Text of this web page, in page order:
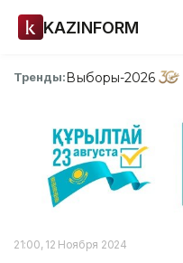
KAZINFORM
Тренды:Выборы-2026
21:00, 12 Ноября 2024